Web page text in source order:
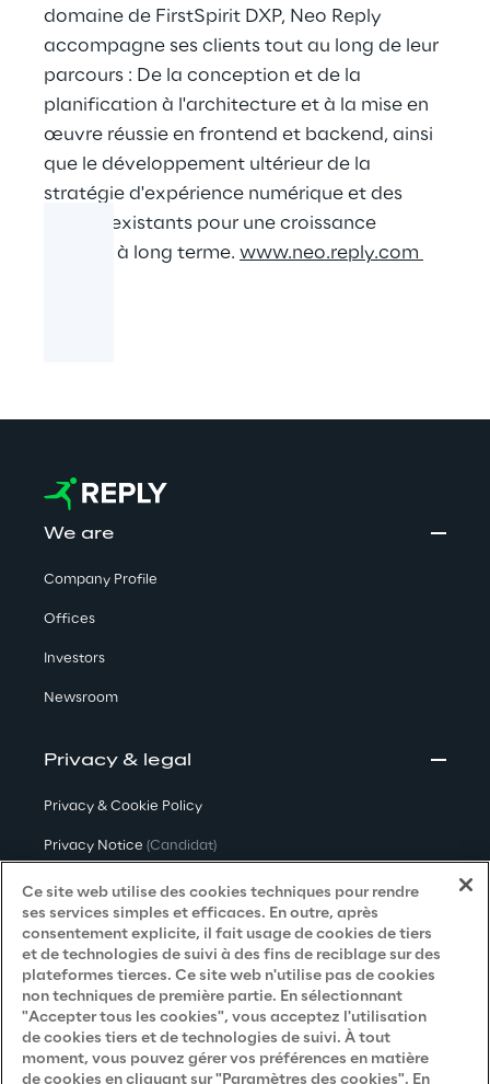
domaine de FirstSpirit DXP, Neo Reply
accompagne ses clients tout au long de leur
parcours : De la conception et de la
planification à l'architecture et à la mise en
œuvre réussie en frontend et backend, ainsi
que le développement ultérieur de la
stratégie d'expérience numérique et des
projets existants pour une croissance
durable à long terme. www.neo.reply.com
We are
Company Profile
Offices
Investors
Newsroom
Privacy & legal
Privacy & Cookie Policy
Privacy Notice (Candidat)
Privacy Notice (Client)
Privacy Notice (Fournisseur)
Privacy Notice(Marketing)
Accessibility Statement
Ce site web utilise des cookies techniques pour rendre
ses services simples et efficaces. En outre, après
consentement explicite, il fait usage de cookies de tiers
et de technologies de suivi à des fins de reciblage sur des
plateformes tierces. Ce site web n'utilise pas de cookies
non techniques de première partie. En sélectionnant
"Accepter tous les cookies", vous acceptez l'utilisation
de cookies tiers et de technologies de suivi. À tout
moment, vous pouvez gérer vos préférences en matière
de cookies en cliquant sur "Paramètres des cookies". En